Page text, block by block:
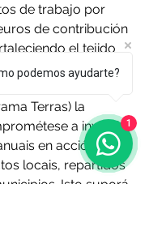
de trabajo por
de contribución
el tejido
comarca. Además,
de RSC (a
Terras) la
a investir
en accións
locais, repartidos
Isto suporá
podemos ayudarte?
1